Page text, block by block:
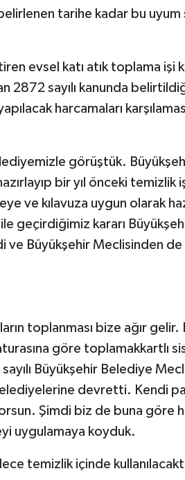
tarihe kadar bu uyum
evsel katı atık toplama işi
2872 sayılı kanunda
harcamaları
görüştük.
bir yıl önceki temizlik
ve kılavuza uygun olarak
geçirdiğimiz kararı
ve Büyükşehir Meclisinden
toplanması bize ağır gelir.
göre toplamakkartlı
Büyükşehir Belediye
devretti. Kendi
Şimdi biz de buna göre
uygulamaya koyduk.
temizlik içinde